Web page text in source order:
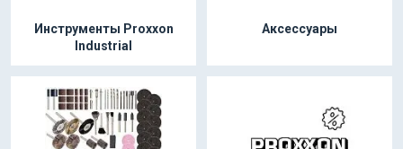
Инструменты Proxxon
Industrial
Аксессуары